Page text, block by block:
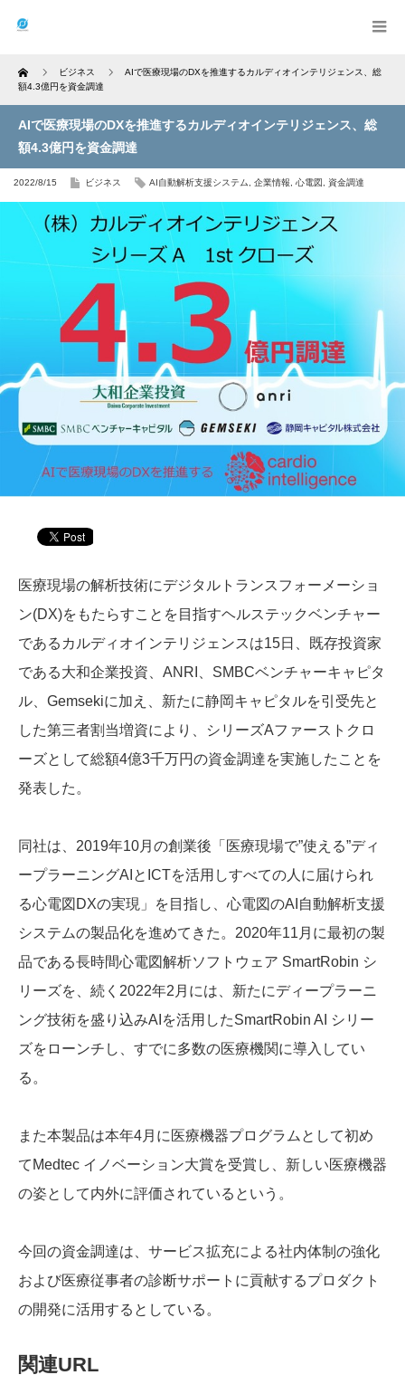
Home ビジネス
AIで医療現場のDXを推進するカルディオインテリジェンス、総
額4.3億円を資金調達
AIで医療現場のDXを推進するカルディオインテリジェンス、総
額4.3億円を資金調達
2022/8/15 ビジネス AI自動解析支援システム 企業情報 心電図 資金調達
医療現場の解析技術にデジタルトランスフォーメーショ
ン(DX)をもたらすことを目指すヘルステックベンチャー
であるカルディオインテリジェンスは15日、既存投資家
である大和企業投資、ANRI、SMBCベンチャーキャピタ
ル、Gemsekiに加え、新たに静岡キャピタルを引受先と
した第三者割当増資により、シリーズAファーストクロ
ーズとして総額4億3千万円の資金調達を実施したことを
発表した。
同社は、2019年10月の創業後「医療現場で”使える”ディ
ープラーニングAIとICTを活用しすべての人に届けられ
る心電図DXの実現」を目指し、心電図のAI自動解析支援
システムの製品化を進めてきた。2020年11月に最初の製
品である長時間心電図解析ソフトウェア SmartRobin シ
リーズを、続く2022年2月には、新たにディープラーニ
ング技術を盛り込みAIを活用したSmartRobin AI シリー
ズをローンチし、すでに多数の医療機関に導入してい
る。
また本製品は本年4月に医療機器プログラムとして初め
てMedtec イノベーション大賞を受賞し、新しい医療機器
の姿として内外に評価されているという。
今回の資金調達は、サービス拡充による社内体制の強化
および医療従事者の診断サポートに貢献するプロダクト
の開発に活用するとしている。
関連URL